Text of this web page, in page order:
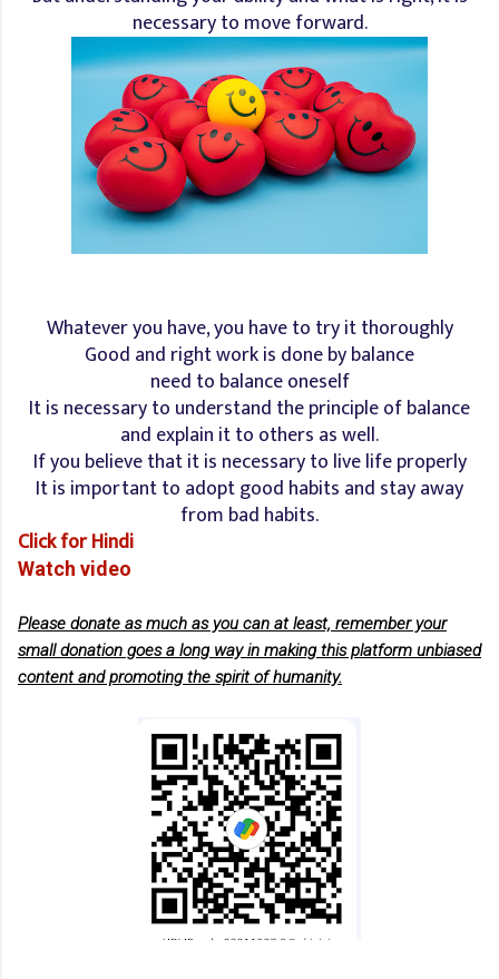
necessary to move forward.
Whatever you have, you have to try it thoroughly
Good and right work is done by balance
need to balance oneself
It is necessary to understand the principle of balance
and explain it to others as well.
If you believe that it is necessary to live life properly
It is important to adopt good habits and stay away
from bad habits.
Click for Hindi
Watch video
Please donate as much as you can at least, remember your
small donation goes a long way in making this platform unbiased
content and promoting the spirit of humanity.